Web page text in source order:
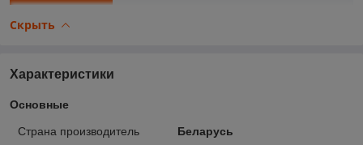
Скрыть
Характеристики
Основные
Страна производитель Беларусь